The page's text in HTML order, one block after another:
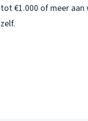
tot €1.000 of meer
zelf.